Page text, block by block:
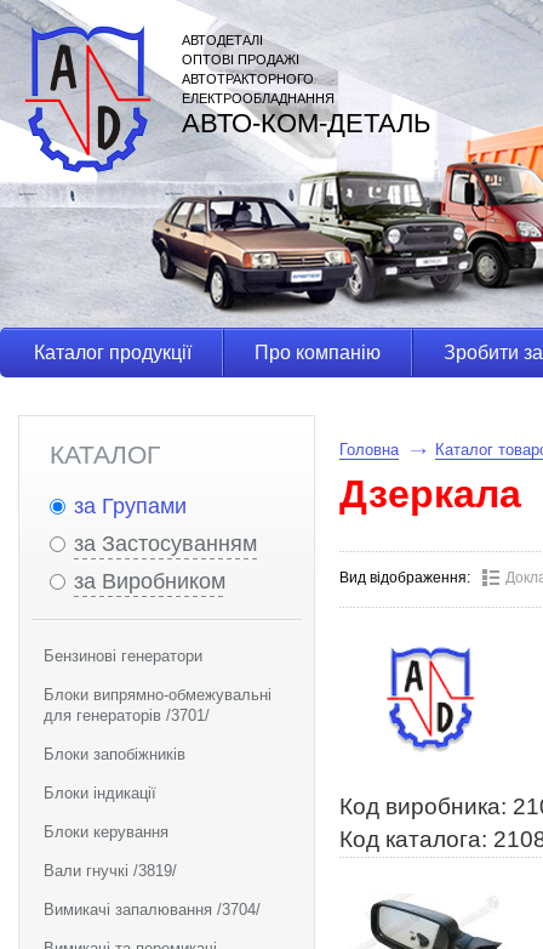
АВТОДЕТАЛІ
ОПТОВІ ПРОДАЖІ
АВТОТРАКТОРНОГО
ЕЛЕКТРООБЛАДНАННЯ
АВТО-КОМ-ДЕТАЛЬ
Каталог продукції Про компанію Зробити
КАТАЛОГ
за Групами
за Застосуванням
за Виробником
Бензинові генератори
Блоки випрямно-обмежувальні
для генераторів /3701/
Блоки запобіжників
Блоки індикації
Блоки керування
Вали гнучкі /3819/
Вимикачі запалювання /3704/
Головна Каталог
Дзеркала
Вид відображення:
Код виробника:
Код каталога: